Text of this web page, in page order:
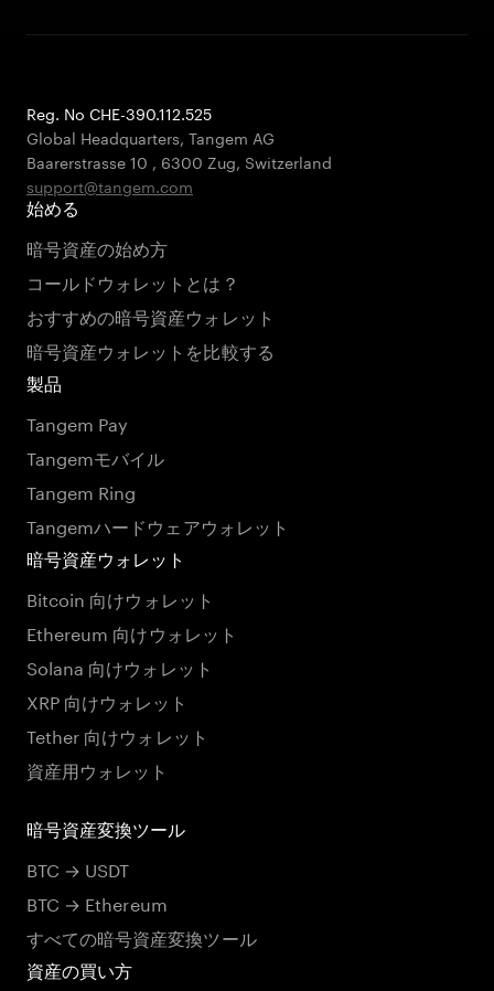
Reg. No CHE-390.112.525
Global Headquarters, Tangem AG
Baarerstrasse 10 , 6300 Zug, Switzerland
support@tangem.com
始める
暗号資産の始め方
コールドウォレットとは？
おすすめの暗号資産ウォレット
暗号資産ウォレットを比較する
製品
Tangem Pay
Tangemモバイル
Tangem Ring
Tangemハードウェアウォレット
暗号資産ウォレット
Bitcoin 向けウォレット
Ethereum 向けウォレット
Solana 向けウォレット
XRP 向けウォレット
Tether 向けウォレット
資産用ウォレット
暗号資産変換ツール
BTC → USDT
BTC → Ethereum
すべての暗号資産変換ツール
資産の買い方